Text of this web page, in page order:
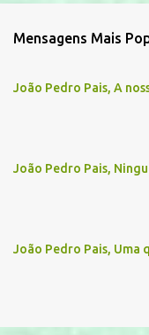
e
t
i
Mensagens Mais
João Pedro Pais, A
João Pedro Pais,
João Pedro Pais, Uma